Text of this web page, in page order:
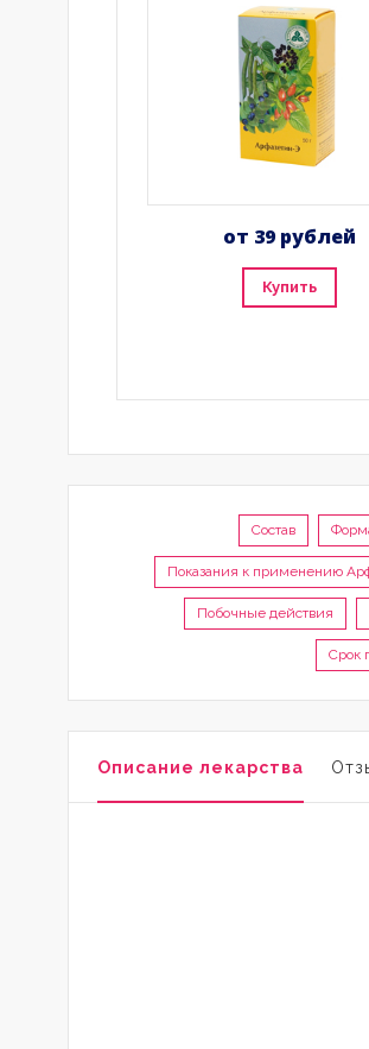
от 39 рублей
Купить
Состав
Показания к применению
Побочные действия
Срок
Описание лекарства